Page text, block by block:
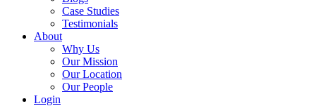
Case Studies
Testimonials
About
Why Us
Our Mission
Our Location
Our People
Login